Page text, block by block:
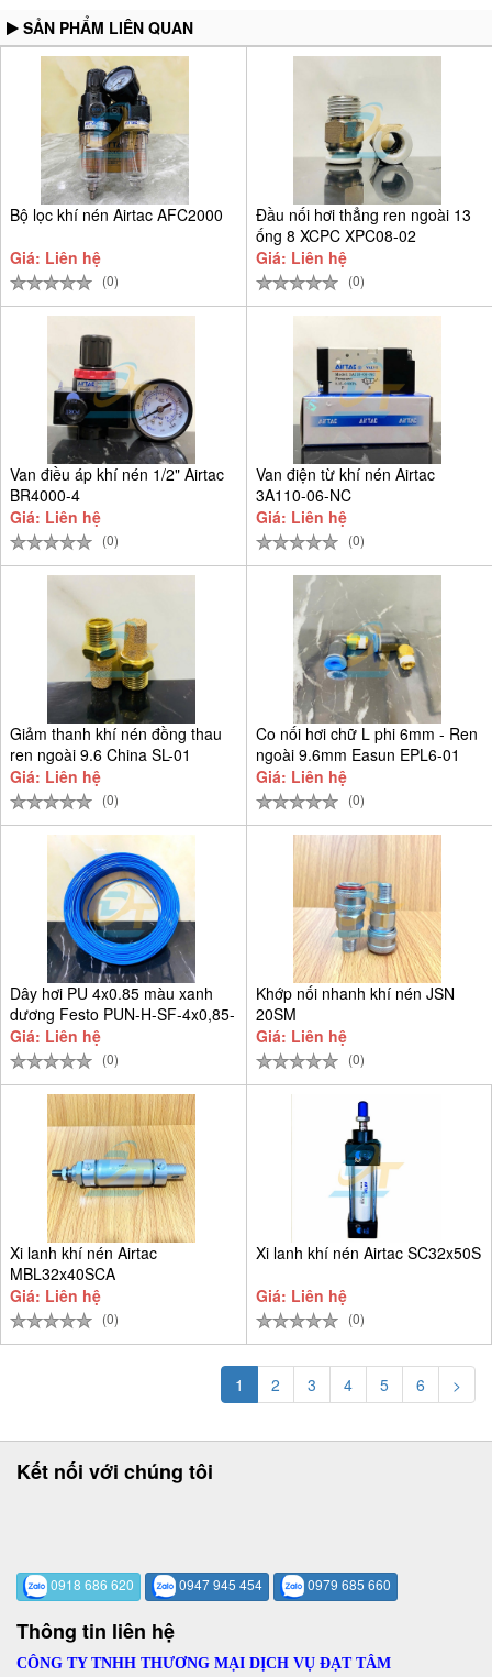
SẢN PHẨM LIÊN QUAN
Bộ lọc khí nén Airtac AFC2000
Giá: Liên hệ
(0)
Đầu nối hơi thẳng ren ngoài 13
ống 8 XCPC XPC08-02
Giá: Liên hệ
(0)
Van điều áp khí nén 1/2" Airtac
BR4000-4
Giá: Liên hệ
(0)
Van điện từ khí nén Airtac
3A110-06-NC
Giá: Liên hệ
(0)
Giảm thanh khí nén đồng thau
ren ngoài 9.6 China SL-01
Giá: Liên hệ
(0)
Co nối hơi chữ L phi 6mm - Ren
ngoài 9.6mm Easun EPL6-01
Giá: Liên hệ
(0)
Dây hơi PU 4x0.85 màu xanh
dương Festo PUN-H-SF-4x0,85-
BL
Giá: Liên hệ
(0)
Khớp nối nhanh khí nén JSN
20SM
Giá: Liên hệ
(0)
Xi lanh khí nén Airtac
MBL32x40SCA
Giá: Liên hệ
(0)
Xi lanh khí nén Airtac SC32x50S
Giá: Liên hệ
(0)
1 2 3 4 5 6 >
Kết nối với chúng tôi
0918 686 620 0947 945 454 0979 685 660
Thông tin liên hệ
CÔNG TY TNHH THƯƠNG MẠI DỊCH VỤ ĐẠT TÂM